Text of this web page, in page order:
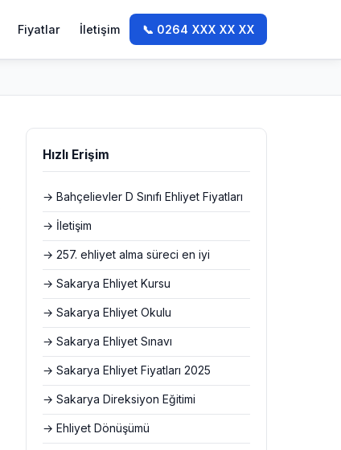
Fiyatlar İletişim 📞 0264 XXX XX XX
Hızlı Erişim
→ Bahçelievler D Sınıfı Ehliyet Fiyatları
→ İletişim
→ 257. ehliyet alma süreci en iyi
→ Sakarya Ehliyet Kursu
→ Sakarya Ehliyet Okulu
→ Sakarya Ehliyet Sınavı
→ Sakarya Ehliyet Fiyatları 2025
→ Sakarya Direksiyon Eğitimi
→ Ehliyet Dönüşümü